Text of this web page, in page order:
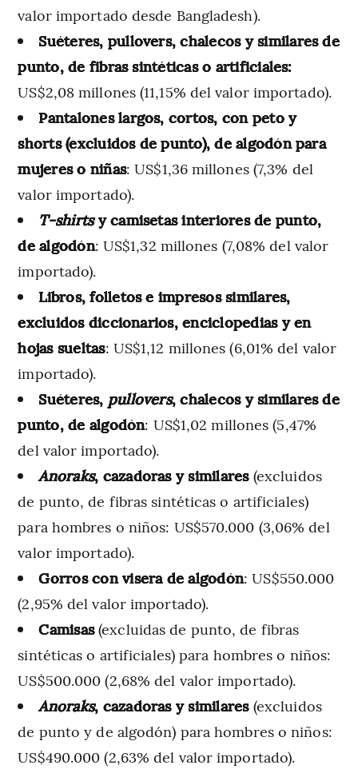
valor importado desde Bangladesh).
Suéteres, pullovers, chalecos y similares de
punto, de fibras sintéticas o artificiales:
US$2,08 millones (11,15% del valor importado).
Pantalones largos, cortos, con peto y
shorts (excluidos de punto), de algodón para
mujeres o niñas: US$1,36 millones (7,3% del
valor importado).
T-shirtsy camisetas interiores de punto,
de algodón: US$1,32 millones (7,08% del valor
importado).
Libros, folletos e impresos similares,
excluidos diccionarios, enciclopedias y en
hojas sueltas: US$1,12 millones (6,01% del valor
importado).
Suéteres, pullovers, chalecos y similares de
punto, de algodón: US$1,02 millones (5,47%
del valor importado).
Anoraks, cazadoras y similares (excluidos
de punto, de fibras sintéticas o artificiales)
para hombres o niños: US$570.000 (3,06% del
valor importado).
Gorros con visera de algodón: US$550.000
(2,95% del valor importado).
Camisas(excluidas de punto, de fibras
sintéticas o artificiales) para hombres o niños:
US$500.000 (2,68% del valor importado).
Anoraks, cazadoras y similares (excluidos
de punto y de algodón) para hombres o niños:
US$490.000 (2,63% del valor importado).